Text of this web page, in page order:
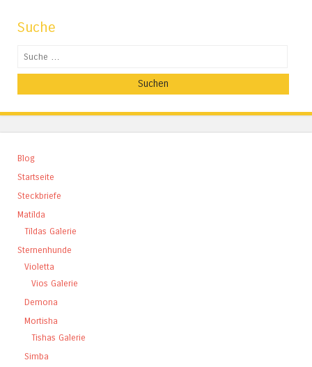
Suche
Suchen
Blog
Startseite
Steckbriefe
Matilda
Tildas Galerie
Sternenhunde
Violetta
Vios Galerie
Demona
Mortisha
Tishas Galerie
Simba